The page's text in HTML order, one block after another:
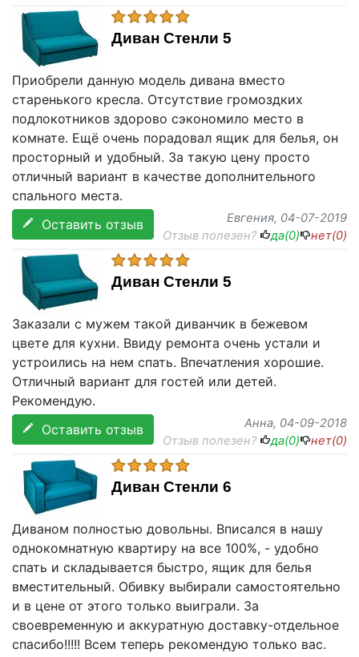
Диван Стенли 5
Приобрели данную модель дивана вместо
старенького кресла. Отсутствие громоздких
подлокотников здорово сэкономило место в
комнате. Ещё очень порадовал ящик для белья, он
просторный и удобный. За такую цену просто
отличный вариант в качестве дополнительного
спального места.
Оставить отзыв
Евгения, 04-07-2019
Отзыв полезен?
да(0) нет(0)
Диван Стенли 5
Заказали с мужем такой диванчик в бежевом
цвете для кухни. Ввиду ремонта очень устали и
устроились на нем спать. Впечатления хорошие.
Отличный вариант для гостей или детей.
Рекомендую.
Оставить отзыв
Анна, 04-09-2018
Отзыв полезен?
да(0) нет(0)
Диван Стенли 6
Диваном полностью довольны. Вписался в нашу
однокомнатную квартиру на все 100%, - удобно
спать и складывается быстро, ящик для белья
вместительный. Обивку выбирали самостоятельно
и в цене от этого только выиграли. За
своевременную и аккуратную доставку-отдельное
спасибо!!!!! Всем теперь рекомендую только вас.